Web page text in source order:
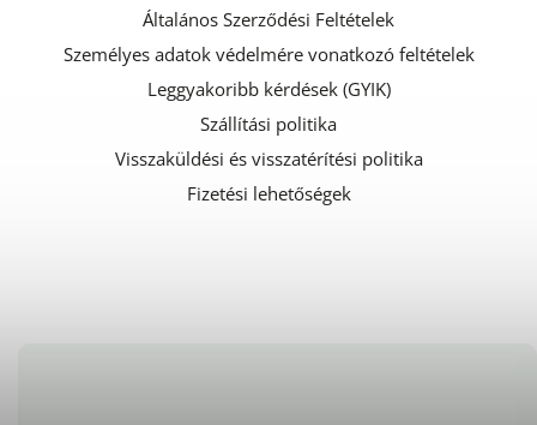
Általános Szerződési Feltételek
Személyes adatok védelmére vonatkozó feltételek
Leggyakoribb kérdések (GYIK)
Szállítási politika
Visszaküldési és visszatérítési politika
Fizetési lehetőségek